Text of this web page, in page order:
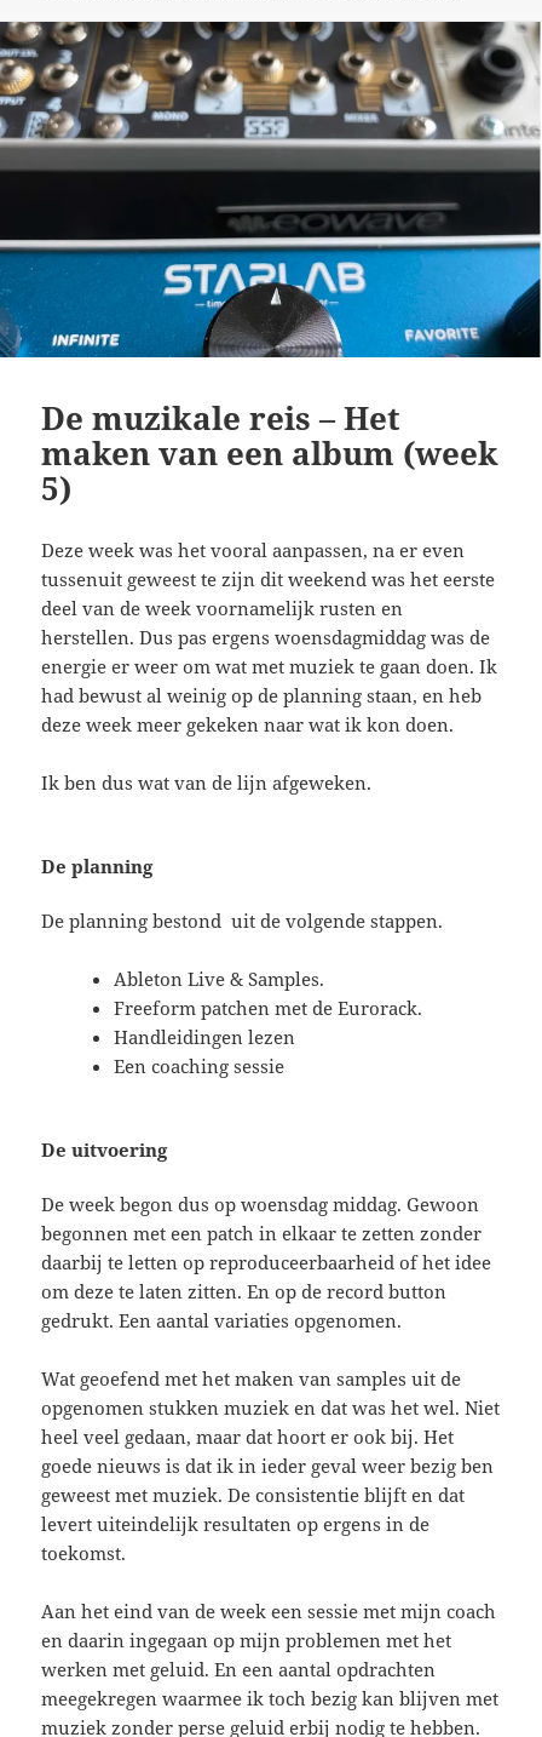
De muzikale reis – Het
maken van een album (week
5)
Deze week was het vooral aanpassen, na er even
tussenuit geweest te zijn dit weekend was het eerste
deel van de week voornamelijk rusten en
herstellen. Dus pas ergens woensdagmiddag was de
energie er weer om wat met muziek te gaan doen. Ik
had bewust al weinig op de planning staan, en heb
deze week meer gekeken naar wat ik kon doen.
Ik ben dus wat van de lijn afgeweken.
De planning
De planning bestond uit de volgende stappen.
Ableton Live & Samples.
Freeform patchen met de Eurorack.
Handleidingen lezen
Een coaching sessie
De uitvoering
De week begon dus op woensdag middag. Gewoon
begonnen met een patch in elkaar te zetten zonder
daarbij te letten op reproduceerbaarheid of het idee
om deze te laten zitten. En op de record button
gedrukt. Een aantal variaties opgenomen.
Wat geoefend met het maken van samples uit de
opgenomen stukken muziek en dat was het wel. Niet
heel veel gedaan, maar dat hoort er ook bij. Het
goede nieuws is dat ik in ieder geval weer bezig ben
geweest met muziek. De consistentie blijft en dat
levert uiteindelijk resultaten op ergens in de
toekomst.
Aan het eind van de week een sessie met mijn coach
en daarin ingegaan op mijn problemen met het
werken met geluid. En een aantal opdrachten
meegekregen waarmee ik toch bezig kan blijven met
muziek zonder perse geluid erbij nodig te hebben.